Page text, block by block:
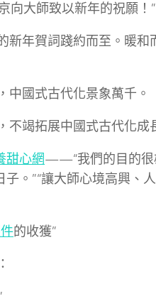
向大師致以新年的祝願！”
新年賀詞踐約而至。暖和
中國式古代化景象萬千。
不竭拓展中國式古代化成
甜心網——“我們的目的很
。”“讓大師心境高興、
的收獲”